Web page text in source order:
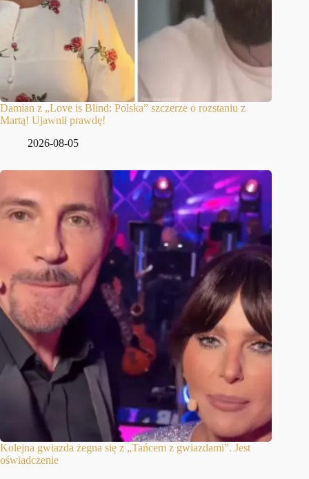
Damian z „Love is Blind: Polska” szczerze o rozstaniu z
Martą! Ujawnił prawdę!
2026-08-05
Kolejna gwiazda żegna się z „Tańcem z gwiazdami”. Jest
oświadczenie